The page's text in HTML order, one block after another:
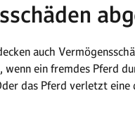
auch
ein fremdes Pferd
das Pferd verletzt